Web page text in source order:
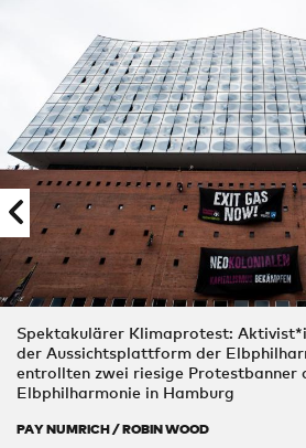
Spektakulärer Klimaprotest:
der Aussichtsplattform der
entrollten zwei riesige Protestbanner
Elbphilharmonie in Hamburg
PAY NUMRICH / ROBIN WOOD